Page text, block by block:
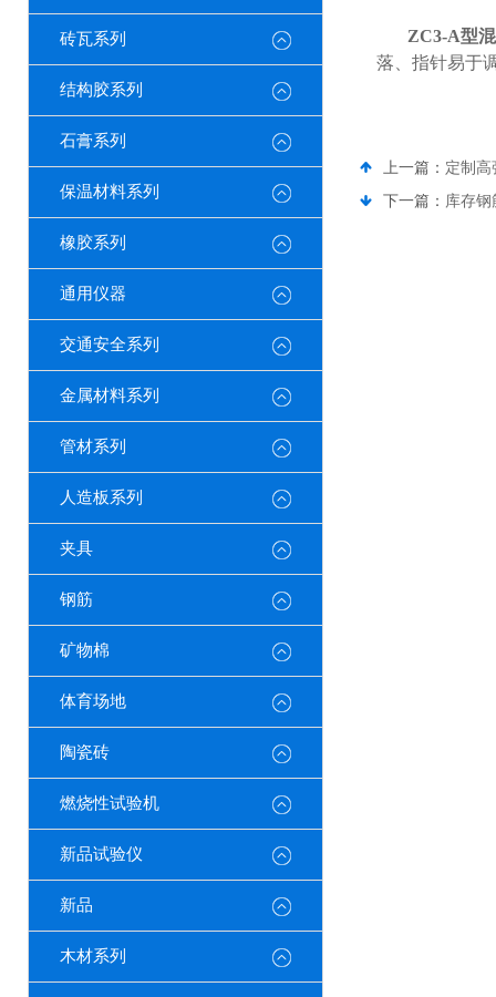
砖瓦系列
结构胶系列
石膏系列
保温材料系列
橡胶系列
通用仪器
交通安全系列
金属材料系列
管材系列
人造板系列
夹具
钢筋
矿物棉
体育场地
陶瓷砖
燃烧性试验机
新品试验仪
新品
木材系列
ZC3-A型
落、指针易于
上一篇： 定制高
下一篇： 库存钢